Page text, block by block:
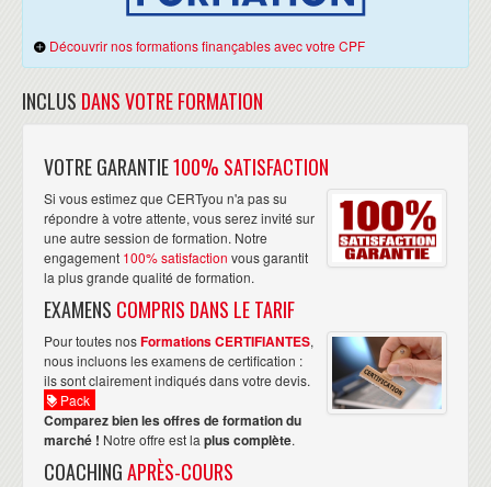
Découvrir nos formations finançables avec votre CPF
INCLUS DANS VOTRE FORMATION
VOTRE GARANTIE100% SATISFACTION
Si vous estimez que CERTyou n'a pas su
répondre à votre attente, vous serez invité sur
une autre session de formation. Notre
engagement 100% satisfaction vous garantit
la plus grande qualité de formation.
EXAMENS COMPRIS DANS LE TARIF
Pour toutes nosFormations CERTIFIANTES,
nous incluons les examens de certification :
ils sont clairement indiqués dans votre devis.
Pack
Comparez bien les offres de formation du
marché ! Notre offre est la plus complète.
COACHINGAPRÈS-COURS